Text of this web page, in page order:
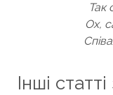
Так
Ох,
Інші